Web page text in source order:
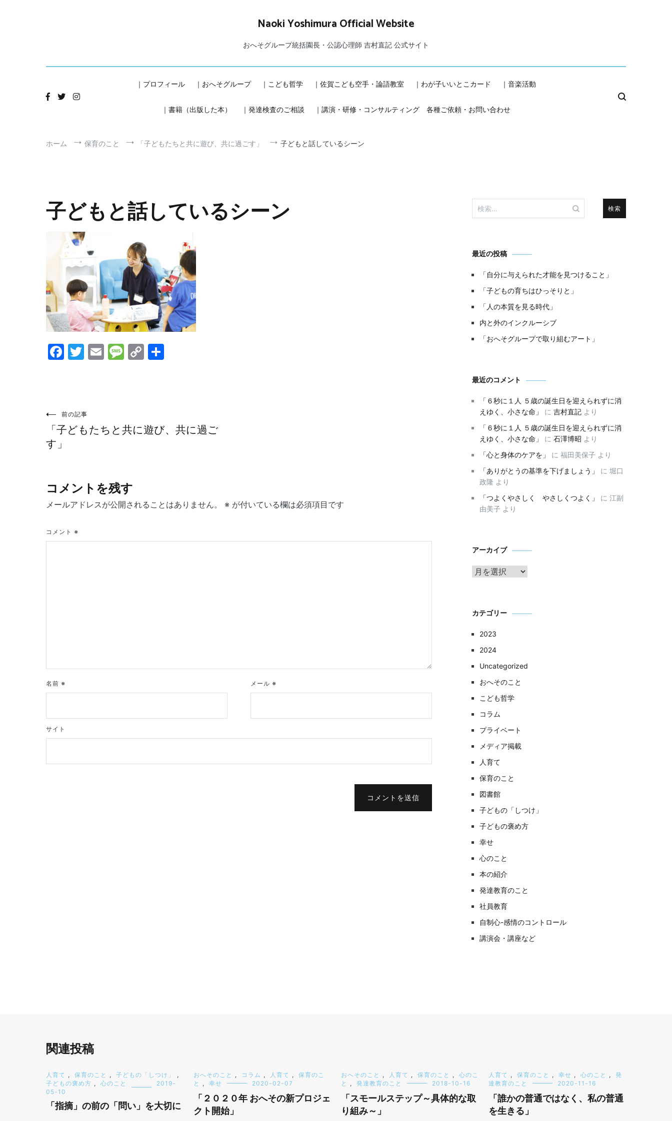
Naoki Yoshimura Official Website
おへそグループ統括園長・公認心理師 吉村直記 公式サイト
｜プロフィール ｜おへそグループ ｜こども哲学 ｜佐賀こども空手・論語教室 ｜わが子いいとこカード ｜音楽活動
｜書籍（出版した本） ｜発達検査のご相談 ｜講演・研修・コンサルティング 各種ご依頼・お問い合わせ
ホーム 保育のこと 「子どもたちと共に遊び、共に過ごす」 子どもと話しているシーン
子どもと話しているシーン
Facebook
Twitter
EmailMessage
Copy
投
稿
ビ
ゲ
ー
前の記事
「子どもたちと共に遊び、共に過ご
す」
コメントを残す
メールアドレスが公開されることはありません。 ※ が付いている欄は必須項目です
コメント ※
名前 ※ メール ※
サイト
コメントを送信
検
索:
最近の投稿
「自分に与えられた才能を見つけること」
「子どもの育ちはひっそりと」
「人の本質を見る時代」
内と外のインクルーシブ
「おへそグループで取り組むアート」
最近のコメント
「６秒に１人 ５歳の誕生日を迎えられずに消
えゆく、小さな命」
に 吉村直記 より
「６秒に１人 ５歳の誕生日を迎えられずに消
えゆく、小さな命」
に 石澤博昭 より
「心と身体のケアを」
に 福田美保子 より
「ありがとうの基準を下げましょう」
に 堀口
政隆 より
「つよくやさしく やさしくつよく」
に 江副
由美子 より
アーカイブア
カテゴリー
2023
2024
Uncategorized
おへそのこと
こども哲学
コラム
プライベート
メディア掲載
人育て
保育のこと
図書館
子どもの「しつけ」
子どもの褒め方
幸せ
心のこと
本の紹介
発達教育のこと
社員教育
自制心-感情のコントロール
講演会・講座など
関連投稿
人育て , 保育のこと , 子どもの「しつけ」
,
子どもの褒め方 , 心のこと
2019-
05-10
「指摘」の前の「問い」を大切に
おへそのこと , コラム , 人育て ,
保育のこ
と
, 幸せ 2020-02-07
「２０２０年 おへその新プロジェ
クト開始」
おへそのこと , 人育て , 保育のこと ,
心のこ
と
, 発達教育のこと 2018-10-16
「スモールステップ～具体的な取
り組み～」
人育て , 保育のこと , 幸せ , 心のこと ,
発
達教育のこと
2020-11-16
「誰かの普通ではなく、私の普通
を生きる」